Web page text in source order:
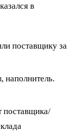
в
поставщику за
наполнитель.
поставщика/